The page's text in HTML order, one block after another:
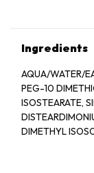
Ingredients
AQUA/WATER/
PEG-10
ISOSTEARATE,
DIMETHYL